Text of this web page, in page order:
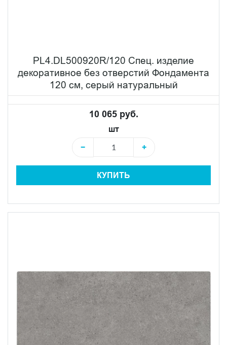
PL4.DL500920R/120 Спец. изделие
декоративное без отверстий Фондамента
120 см, серый натуральный
10 065 руб.
шт
−
+
КУПИТЬ